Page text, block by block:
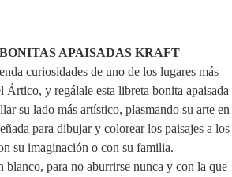
APAISADAS KRAFT
curiosidades de uno de los lugares más
Ártico, y regálale esta libreta bonita apaisada
su lado más artístico, plasmando su arte en
para dibujar y colorear los paisajes a los
su imaginación o con su familia.
blanco, para no aburrirse nunca y con la que